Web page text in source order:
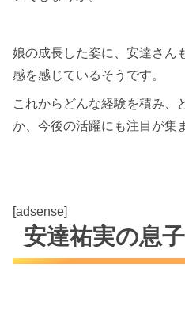
娘の成長した姿に、安達さん
感を感じているそうです。
これからどんな経験を積み、
か、今後の活躍にも注目が集
[adsense]
安達祐実の息子